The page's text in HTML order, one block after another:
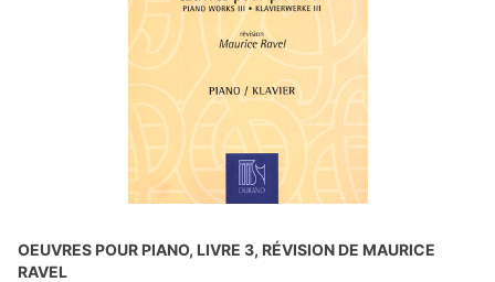
OEUVRES POUR PIANO, LIVRE 3, RÉVISION DE MAURICE
RAVEL